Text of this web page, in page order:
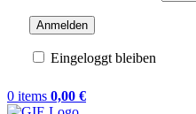
Anmelden
Eingeloggt bleiben
0 items 0,00 €